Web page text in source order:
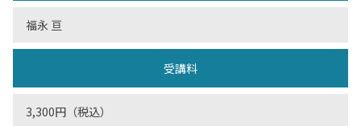
福永 亘
受講料
3,300円（税込）